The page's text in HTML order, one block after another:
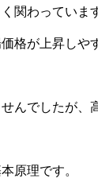
関わっています
格が上昇しや
んでしたが、
原理です。